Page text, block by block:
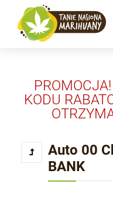
KODU
Auto 00
BANK